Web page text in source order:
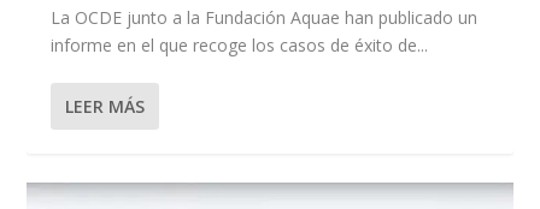
La OCDE junto a la Fundación Aquae han publicado un
informe en el que recoge los casos de éxito de...
LEER MÁS